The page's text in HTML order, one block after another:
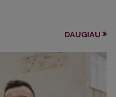
DAUGIAU